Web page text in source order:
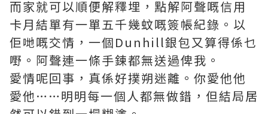
而家就可以順便解釋埋，點解阿聲嘅信用
卡月結單有一單五千幾蚊嘅簽帳紀錄。以
佢哋嘅交情，一個Dunhill銀包又算得係乜
嘢。阿聲連一條手鍊都無送過俾我。
愛情呢回事，真係好撲朔迷離。你愛他他
愛他……明明每一個人都無做錯，但結局居